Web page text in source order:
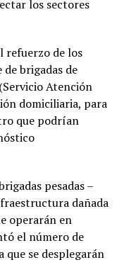
los sectores
refuerzo de los
brigadas de
Atención
domiciliaria, para
que podrían
pesadas –
dañada
operarán en
el número de
que se desplegarán